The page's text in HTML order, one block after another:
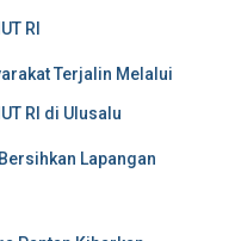
RI
Terjalin Melalui
RI di Ulusalu
Lapangan